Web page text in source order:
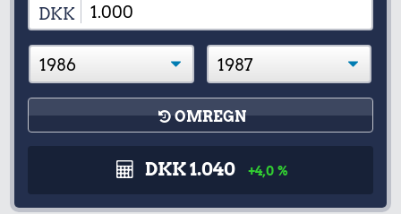
DKK
OMREGN
DKK 1.040 +4,0 %